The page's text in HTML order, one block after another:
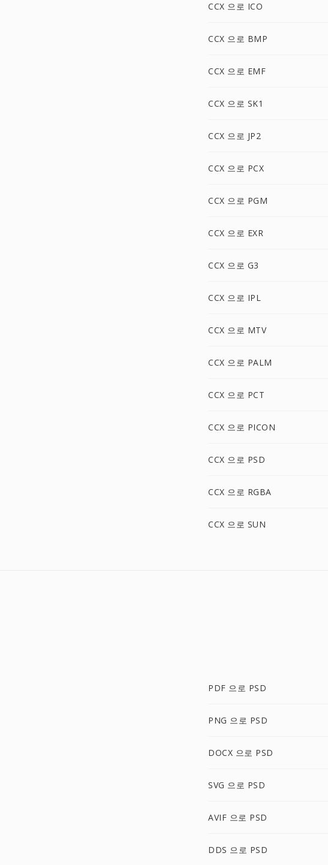
CCX 으로 ICO
CCX 으로 BMP
CCX 으로 EMF
CCX 으로 SK1
CCX 으로 JP2
CCX 으로 PCX
CCX 으로 PGM
CCX 으로 EXR
CCX 으로 G3
CCX 으로 IPL
CCX 으로 MTV
CCX 으로 PALM
CCX 으로 PCT
CCX 으로 PICON
CCX 으로 PSD
CCX 으로 RGBA
CCX 으로 SUN
PDF 으로 PSD
PNG 으로 PSD
DOCX 으로 PSD
SVG 으로 PSD
AVIF 으로 PSD
DDS 으로 PSD